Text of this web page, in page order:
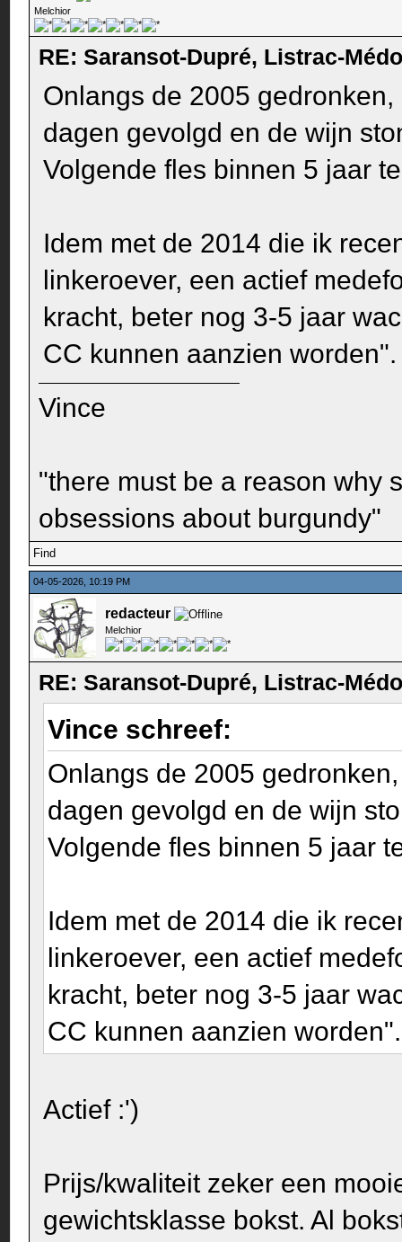
Melchior
RE: Saransot-Dupré, Listrac-
Onlangs de 2005
dagen gevolgd en de wijn
Volgende fles binnen 5 jaar
Idem met de 2014 die ik
linkeroever, een actief
kracht, beter nog 3-5 jaar
CC kunnen aanzien worden".
Vince
"there must be a reason why
obsessions about burgundy"
Find
04-05-2026, 10:19 PM
redacteur
Melchior
RE: Saransot-Dupré, Listrac-
Vince schreef:
Onlangs de 2005
dagen gevolgd en de wijn
Volgende fles binnen 5 jaar
Idem met de 2014 die ik
linkeroever, een actief
kracht, beter nog 3-5 jaar
CC kunnen aanzien worden".
Actief :')
Prijs/kwaliteit zeker een
gewichtsklasse bokst. Al